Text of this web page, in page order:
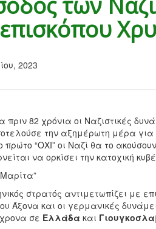
2023
82 χρόνια οι Ναζιστικές
την αξημέρωτη μέρα
πρώτο “ΟΧΙ” οι Ναζί θα το
να ορκίσει την κατοχική
στρατός αντιμετωπίζει με
Άξονα και οι γερμανικές
σε Ελλάδα και